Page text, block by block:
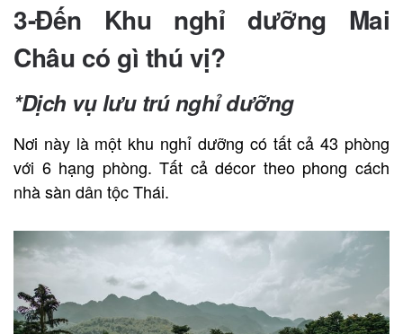
3-Đến Khu nghỉ dưỡng Mai
Châu có gì thú vị?
*Dịch vụ lưu trú nghỉ dưỡng
Nơi này là một khu nghỉ dưỡng có tất cả 43 phòng
với 6 hạng phòng. Tất cả décor theo phong cách
nhà sàn dân tộc Thái.